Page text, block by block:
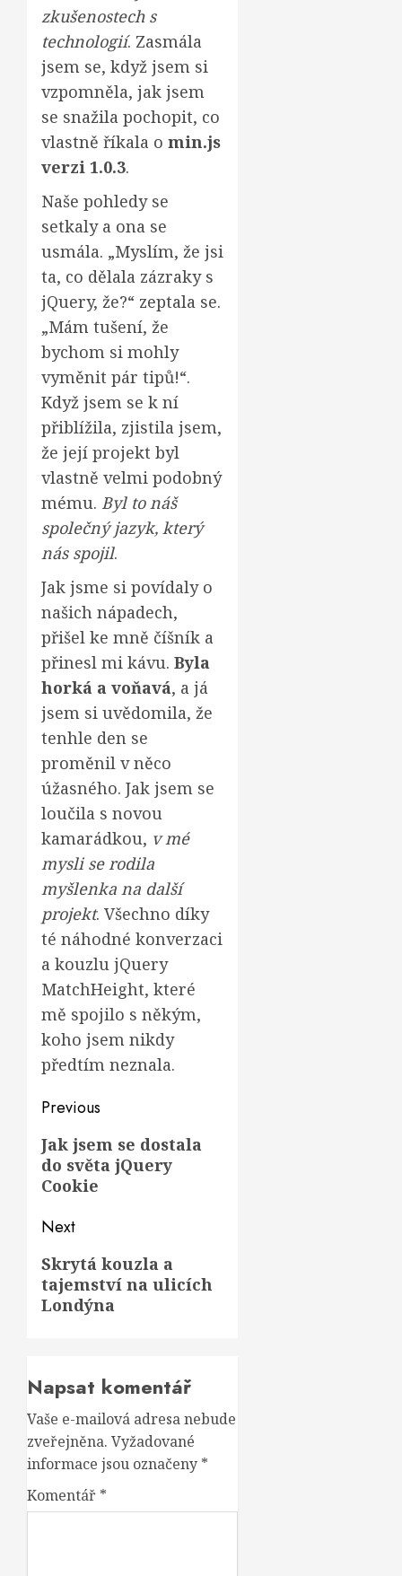
zkušenostech s
technologií. Zasmála
jsem se, když jsem si
vzpomněla, jak jsem
se snažila pochopit, co
vlastně říkala o min.js
verzi 1.0.3.
Naše pohledy se
setkaly a ona se
usmála. „Myslím, že jsi
ta, co dělala zázraky s
jQuery, že?“ zeptala se.
„Mám tušení, že
bychom si mohly
vyměnit pár tipů!“.
Když jsem se k ní
přiblížila, zjistila jsem,
že její projekt byl
vlastně velmi podobný
mému. Byl to náš
společný jazyk, který
nás spojil.
Jak jsme si povídaly o
našich nápadech,
přišel ke mně číšník a
přinesl mi kávu. Byla
horká a voňavá, a já
jsem si uvědomila, že
tenhle den se
proměnil v něco
úžasného. Jak jsem se
loučila s novou
kamarádkou, v mé
mysli se rodila
myšlenka na další
projekt. Všechno díky
té náhodné konverzaci
a kouzlu jQuery
MatchHeight, které
mě spojilo s někým,
koho jsem nikdy
předtím neznala.
Post
navigation
Previous
Previous
post:
Jak jsem se dostala
do světa jQuery
Cookie
Next
Next
post:
Skrytá kouzla a
tajemství na ulicích
Londýna
Napsat komentář
Vaše e-mailová adresa nebude
zveřejněna. Vyžadované
informace jsou označeny *
Komentář *